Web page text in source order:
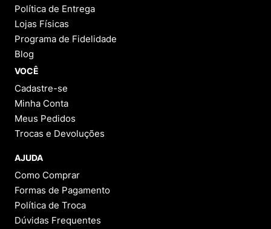
Política de Entrega
Lojas Físicas
Programa de Fidelidade
Blog
VOCÊ
Cadastre-se
Minha Conta
Meus Pedidos
Trocas e Devoluções
AJUDA
Como Comprar
Formas de Pagamento
Política de Troca
Dúvidas Frequentes